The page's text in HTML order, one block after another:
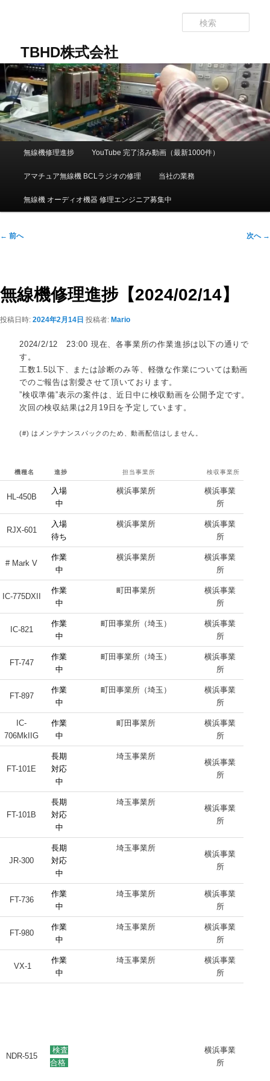
テ
ン
ツ
へ
移
動
TBHD株式会社
索
ュ
無線機修理進捗 YouTube 完了済み動画（最新1000件）
アマチュア無線機 BCLラジオの修理 当社の業務
無線機 オーディオ機器 修理エンジニア募集中
投
ゲ
ー
ョ
← 前へ 次へ →
無線機修理進捗【2024/02/14】
投稿日時: 2024年2月14日 投稿者: Mario
2024/2/12 23:00 現在、各事業所の作業進捗は以下の通りで
す。
工数1.5以下、または診断のみ等、軽微な作業については動画
でのご報告は割愛させて頂いております。
”検収準備”表示の案件は、近日中に検収動画を公開予定です。
次回の検収結果は2月19日を予定しています。
(#) はメンテナンスパックのため、動画配信はしません。
機種名 進捗 担当事業所 検収事業所
HL-450B
入場
中
横浜事業所
横浜事業
所
RJX-601
入場
待ち
横浜事業所
横浜事業
所
# Mark V
作業
中
横浜事業所
横浜事業
所
IC-775DXII
作業
中
町田事業所
横浜事業
所
IC-821
作業
中
町田事業所（埼玉）
横浜事業
所
FT-747
作業
中
町田事業所（埼玉）
横浜事業
所
FT-897
作業
中
町田事業所（埼玉）
横浜事業
所
IC-
706MkIIG
作業
中
町田事業所
横浜事業
所
FT-101E
長期
対応
中
埼玉事業所
横浜事業
所
FT-101B
長期
対応
中
埼玉事業所
横浜事業
所
JR-300
長期
対応
中
埼玉事業所
横浜事業
所
FT-736
作業
中
埼玉事業所
横浜事業
所
FT-980
作業
中
埼玉事業所
横浜事業
所
VX-1
作業
中
埼玉事業所
横浜事業
所
NDR-515
検査
合格
横浜事業
所